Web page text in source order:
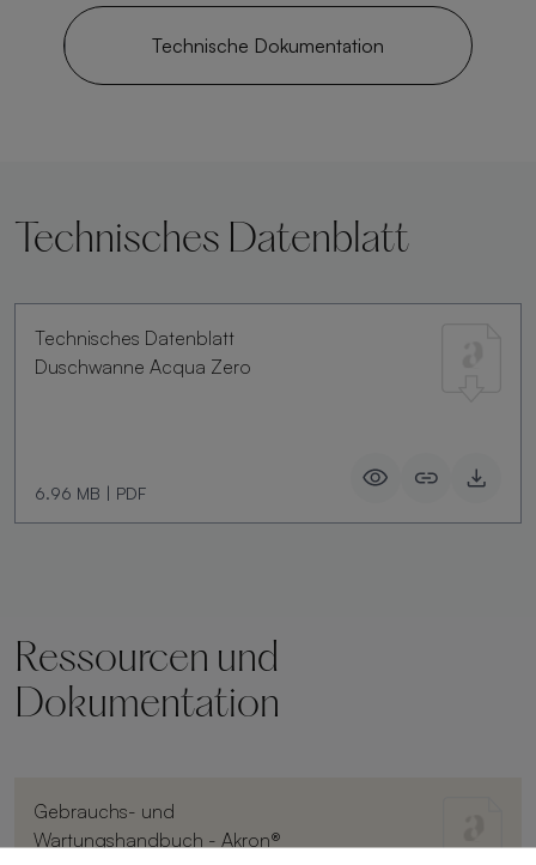
Technische Dokumentation
Technisches Datenblatt
Technisches Datenblatt
Duschwanne Acqua Zero
6.96 MB | PDF
Ressourcen und
Dokumentation
Gebrauchs- und
Wartungshandbuch - Akron®